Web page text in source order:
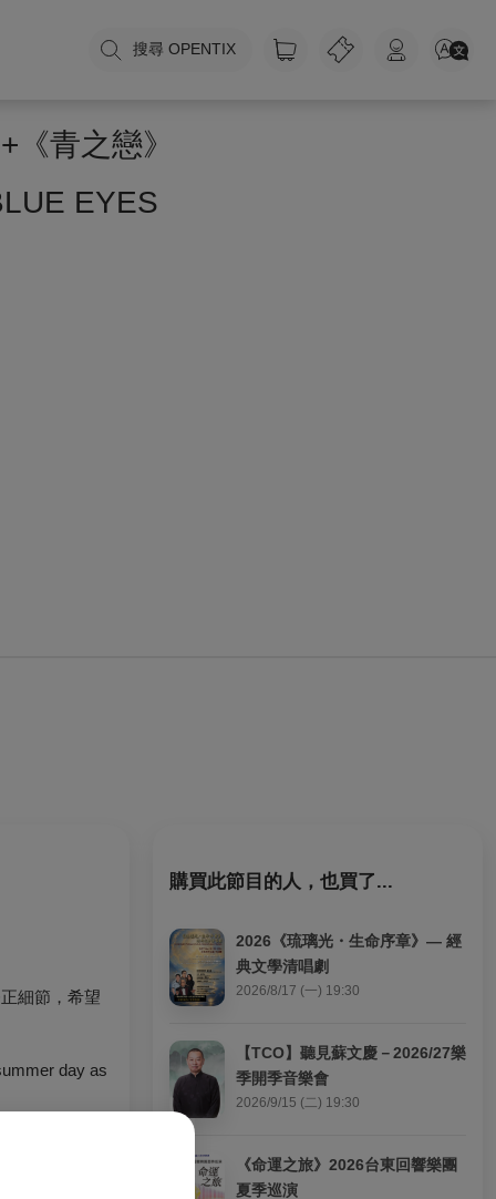
搜尋 OPENTIX
青之戀》
EYES
細節，希望
day as
購買此節目的人，也買了...
2026《琉璃光・生命序章》— 經
典文學清唱劇
2026/8/17 (一) 19:30
【TCO】聽見蘇文慶－2026/27樂
季開季音樂會
2026/9/15 (二) 19:30
《命運之旅》2026台東回響樂團
夏季巡演